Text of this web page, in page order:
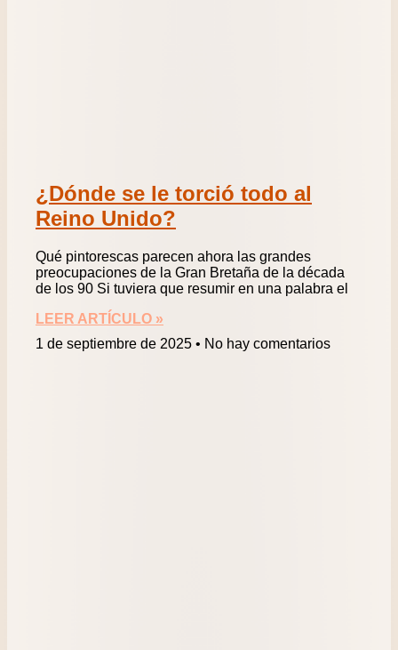
¿Dónde se le torció todo al
Reino Unido?
Qué pintorescas parecen ahora las grandes
preocupaciones de la Gran Bretaña de la década
de los 90 Si tuviera que resumir en una palabra el
LEER ARTÍCULO »
1 de septiembre de 2025
No hay comentarios